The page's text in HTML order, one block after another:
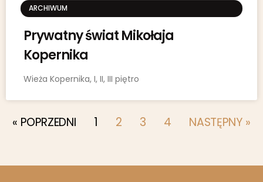
ARCHIWUM
Prywatny świat Mikołaja
Kopernika
Wieża Kopernika, I, II, III piętro
« POPRZEDNI 1 2 3 4 NASTĘPNY »